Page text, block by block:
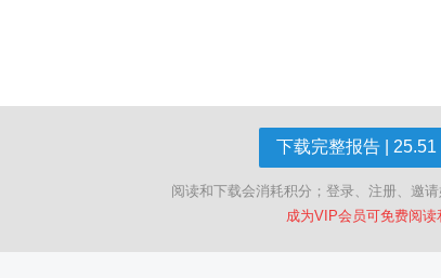
下载完整报告 | 25.51
阅读和下载会消耗积分；登录、注册、邀
成为VIP会员可免费阅读